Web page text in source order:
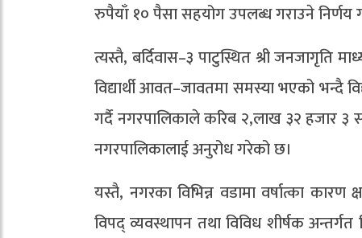
रुपैयाँ १० पैसा सहयोग उपलब्ध गराउने निर्णय
त्यस्तै, बर्दिवास–३ पाटुस्थित श्री जनजागृति
विद्यार्थी आवत–जावतमा समस्या भएको भन्दै
गर्दै नगरपालिकाले करिब २,लाख ३२ हजार
नगरपालिकालाई अनुरोध गरेको छ।
यस्तै, नगरका विभिन्न वडामा वर्षात्का
विपद् व्यवस्थापन तथा विविध शीर्षक